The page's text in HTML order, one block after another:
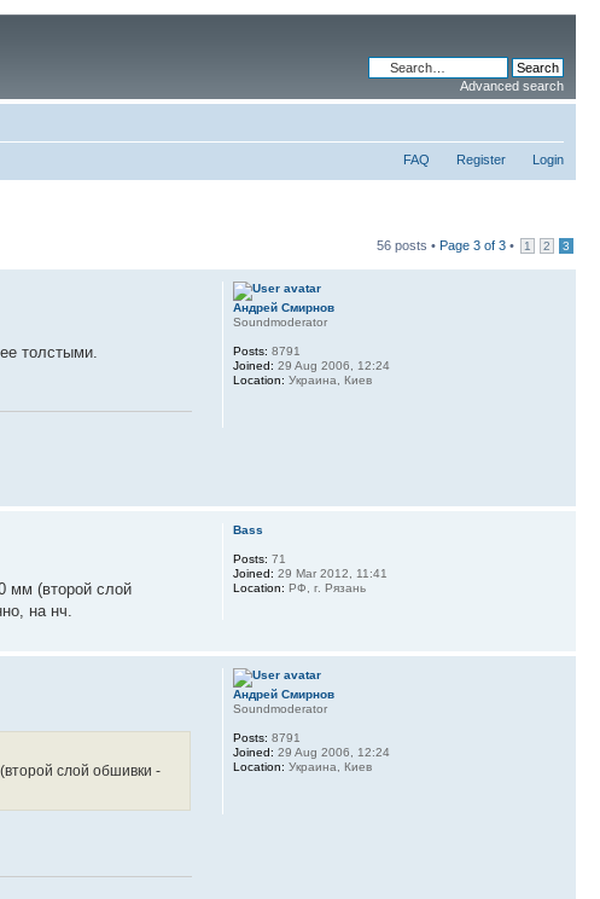
Advanced search
FAQ Register Login
56 posts • Page 3 of 3 • 1 2 3
толстыми.
Андрей Смирнов
Soundmoderator
Posts: 8791
Joined: 29 Aug 2006, 12:24
Location: Украина, Киев
мм (второй слой
на нч.
Bass
Posts: 71
Joined: 29 Mar 2012, 11:41
Location: РФ, г. Рязань
слой обшивки -
Андрей Смирнов
Soundmoderator
Posts: 8791
Joined: 29 Aug 2006, 12:24
Location: Украина, Киев